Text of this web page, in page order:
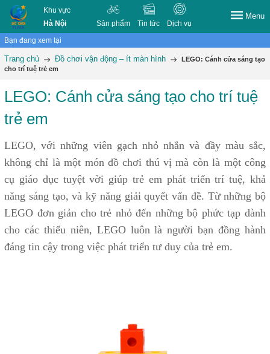
Khu vực
Hà Nội
Sản phẩm Tin tức Dịch vụ
Menu
Bạn đang xem tại
Trang chủ Đồ chơi vận động – ít màn hình
LEGO: Cánh cửa sáng tạo
cho trí tuệ trẻ em
LEGO: Cánh cửa sáng tạo cho trí tuệ
trẻ em
LEGO, với những viên gạch nhỏ nhắn và đầy màu sắc,
không chỉ là một món đồ chơi thú vị mà còn là một công
cụ giáo dục tuyệt vời giúp trẻ em phát triển trí tuệ, khả
năng sáng tạo, và kỹ năng giải quyết vấn đề. Từ những bộ
LEGO đơn giản cho trẻ nhỏ đến những bộ phức tạp dành
cho các thiếu niên, LEGO luôn là người bạn đồng hành
đáng tin cậy trong việc phát triển tư duy của trẻ em.